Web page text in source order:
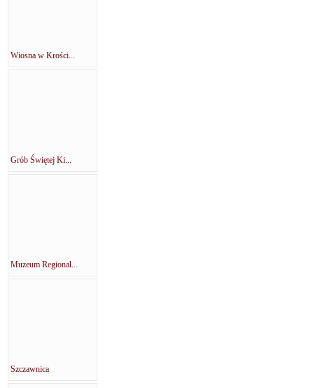
Wiosna w Krości...
Grób Świętej Ki...
Muzeum Regional...
Szczawnica